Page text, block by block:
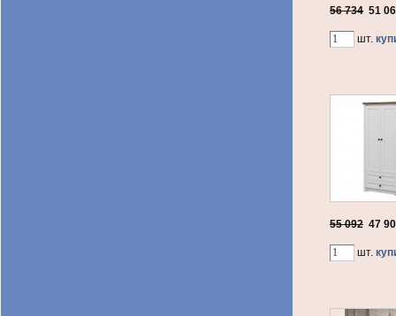
56 734 51
шт.
55 092 47
шт.